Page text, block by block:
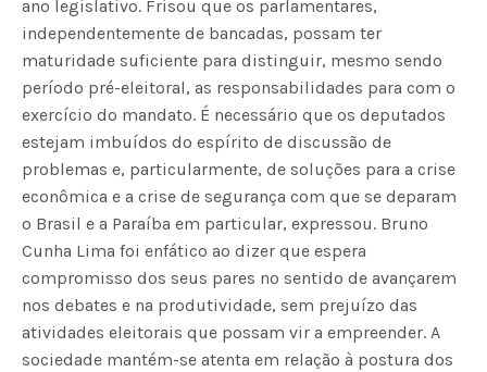
ano legislativo. Frisou que os parlamentares,
independentemente de bancadas, possam ter
maturidade suficiente para distinguir, mesmo sendo
período pré-eleitoral, as responsabilidades para com o
exercício do mandato. É necessário que os deputados
estejam imbuídos do espírito de discussão de
problemas e, particularmente, de soluções para a crise
econômica e a crise de segurança com que se deparam
o Brasil e a Paraíba em particular, expressou. Bruno
Cunha Lima foi enfático ao dizer que espera
compromisso dos seus pares no sentido de avançarem
nos debates e na produtividade, sem prejuízo das
atividades eleitorais que possam vir a empreender. A
sociedade mantém-se atenta em relação à postura dos